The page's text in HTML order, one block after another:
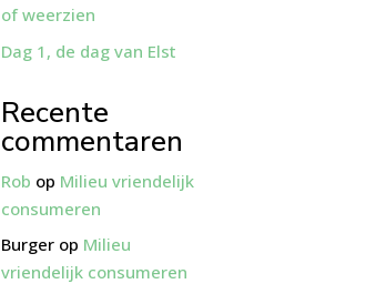
of weerzien
Dag 1, de dag van Elst
Recente
commentaren
Rob op Milieu vriendelijk
consumeren
Burger op Milieu
vriendelijk consumeren